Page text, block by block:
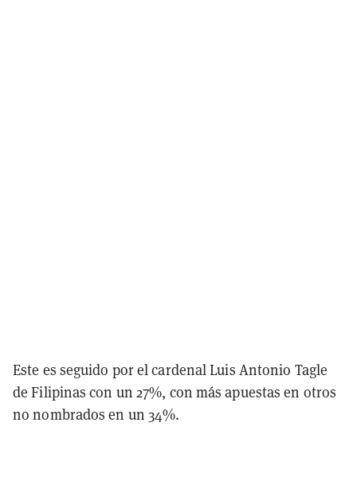
Este es seguido por el cardenal Luis Antonio Tagle
de Filipinas con un 27%, con más apuestas en otros
no nombrados en un 34%.